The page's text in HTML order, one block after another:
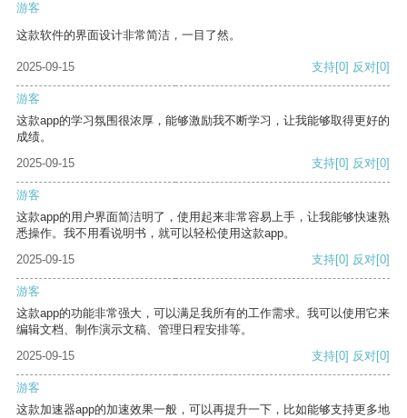
游客
这款软件的界面设计非常简洁，一目了然。
2025-09-15 支持[0] 反对[0]
游客
这款app的学习氛围很浓厚，能够激励我不断学习，让我能够取得更好的
成绩。
2025-09-15
支持[0] 反对[0]
游客
这款app的用户界面简洁明了，使用起来非常容易上手，让我能够快速熟
悉操作。我不用看说明书，就可以轻松使用这款app。
2025-09-15
支持[0] 反对[0]
游客
这款app的功能非常强大，可以满足我所有的工作需求。我可以使用它来
编辑文档、制作演示文稿、管理日程安排等。
2025-09-15
支持[0] 反对[0]
游客
这款加速器app的加速效果一般，可以再提升一下，比如能够支持更多地